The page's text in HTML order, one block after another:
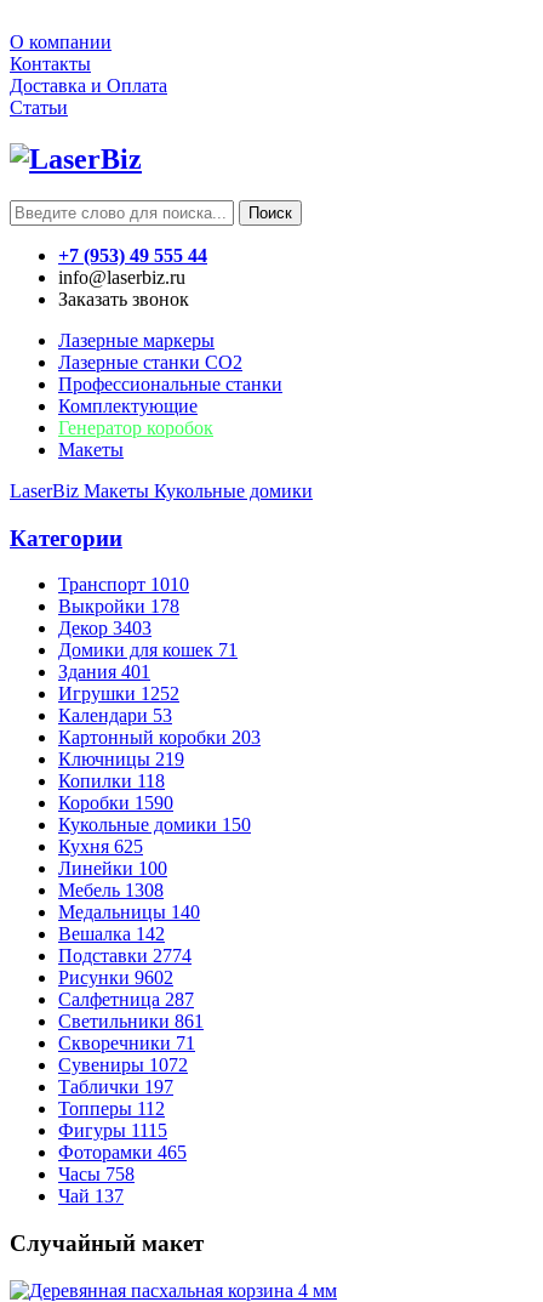
О компании
Контакты
Доставка и Оплата
Статьи
Поиск
+7 (953) 49 555 44
info@laserbiz.ru
Заказать звонок
Лазерные маркеры
Лазерные станки CO2
Профессиональные станки
Комплектующие
Генератор коробок
Макеты
LaserBiz Макеты Кукольные домики
Категории
Транспорт 1010
Выкройки 178
Декор 3403
Домики для кошек 71
Здания 401
Игрушки 1252
Календари 53
Картонный коробки 203
Ключницы 219
Копилки 118
Коробки 1590
Кукольные домики 150
Кухня 625
Линейки 100
Мебель 1308
Медальницы 140
Вешалка 142
Подставки 2774
Рисунки 9602
Салфетница 287
Светильники 861
Скворечники 71
Сувениры 1072
Таблички 197
Топперы 112
Фигуры 1115
Фоторамки 465
Часы 758
Чай 137
Случайный макет